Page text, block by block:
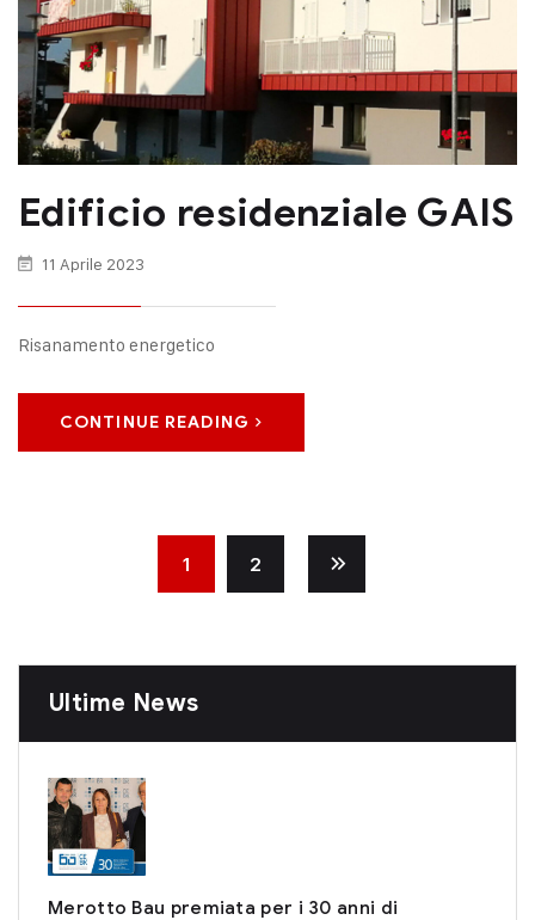
Edificio residenziale GAIS
11 Aprile 2023
Risanamento energetico
CONTINUE READING
1 2
Ultime News
Merotto Bau premiata per i 30 anni di